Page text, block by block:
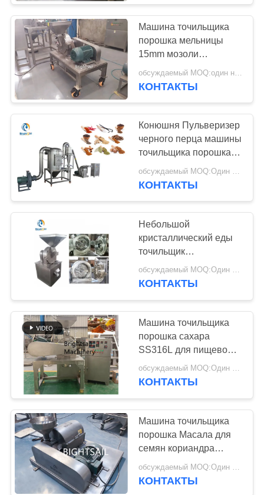
НОВОСТИ
СЛУЧАИ
КАРТА
САЙТА
PRIVACY
POLICY
Машина точильщика
порошка мельницы
15mm мозоли
индустрии продтовара
КОНТАКТЫ
Конюшня Пульверизер
черного перца машины
точильщика порошка
Сс304 Масала меля
обсуждаемый MOQ:Один комплект
КОНТАКТЫ
Небольшой
кристаллический еды
точильщик
тонкоизмельченного
порошка ультра, мука
машины порошка
обсуждаемый MOQ:Один комплект
КОНТАКТЫ
Машина точильщика
порошка сахара
SS316L для пищевой
промышленности
обсуждаемый MOQ:Один набор
КОНТАКТЫ
Машина точильщика
порошка Масала для
семян кориандра
красного перца
циннамона
КОНТАКТЫ